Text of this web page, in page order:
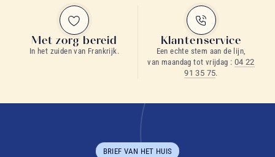
Met zorg bereid
In het zuiden van Frankrijk.
Klantenservice
Een echte stem aan de lijn,
van maandag tot vrijdag : 04 22
91 35 75.
BRIEF VAN HET HUIS